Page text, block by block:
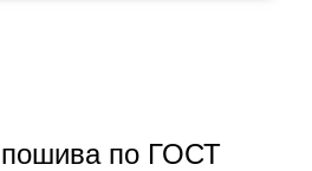
пошива по ГОСТ